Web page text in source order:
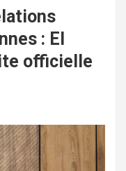
: El
officielle